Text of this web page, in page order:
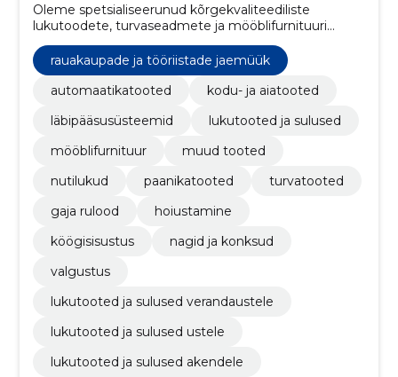
Oleme spetsialiseerunud kõrgekvaliteediliste
lukutoodete, turvaseadmete ja mööblifurnituuri
ärid ja muud ruumid turvaliseks.
rauakaupade ja tööriistade jaemüük
automaatikatooted
kodu- ja aiatooted
läbipääsusüsteemid
lukutooted ja sulused
mööblifurnituur
muud tooted
nutilukud
paanikatooted
turvatooted
gaja rulood
hoiustamine
köögisisustus
nagid ja konksud
valgustus
lukutooted ja sulused verandaustele
lukutooted ja sulused ustele
lukutooted ja sulused akendele